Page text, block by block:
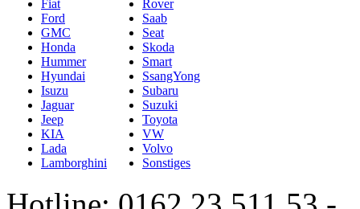
Fiat
Ford
GMC
Honda
Hummer
Hyundai
Isuzu
Jaguar
Jeep
KIA
Lada
Lamborghini
Rover
Saab
Seat
Skoda
Smart
SsangYong
Subaru
Suzuki
Toyota
VW
Volvo
Sonstiges